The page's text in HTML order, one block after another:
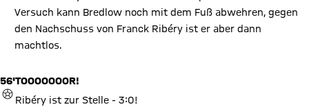
Versuch kann Bredlow noch mit dem Fuß abwehren, gegen
den Nachschuss von Franck Ribéry ist er aber dann
machtlos.
56'
TOR
TOOOOOOOR!
Ribéry ist zur Stelle - 3:0!